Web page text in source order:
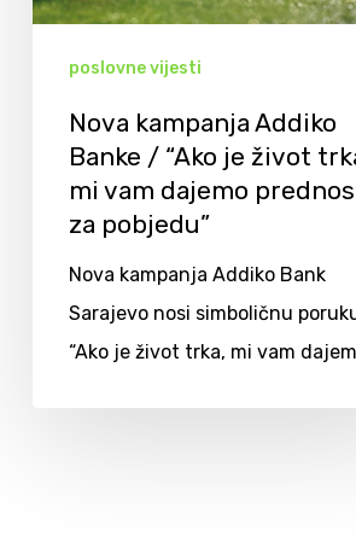
poslovne vijesti
Nova kampanja Addiko
Banke / “Ako je život
mi vam dajemo
za pobjedu”
Nova kampanja Addiko Bank
Sarajevo nosi simboličnu
“Ako je život trka, mi vam